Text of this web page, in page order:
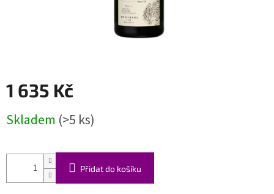
1 635 Kč
cena:
Skladem (>5 ks)
Přidat do košíku